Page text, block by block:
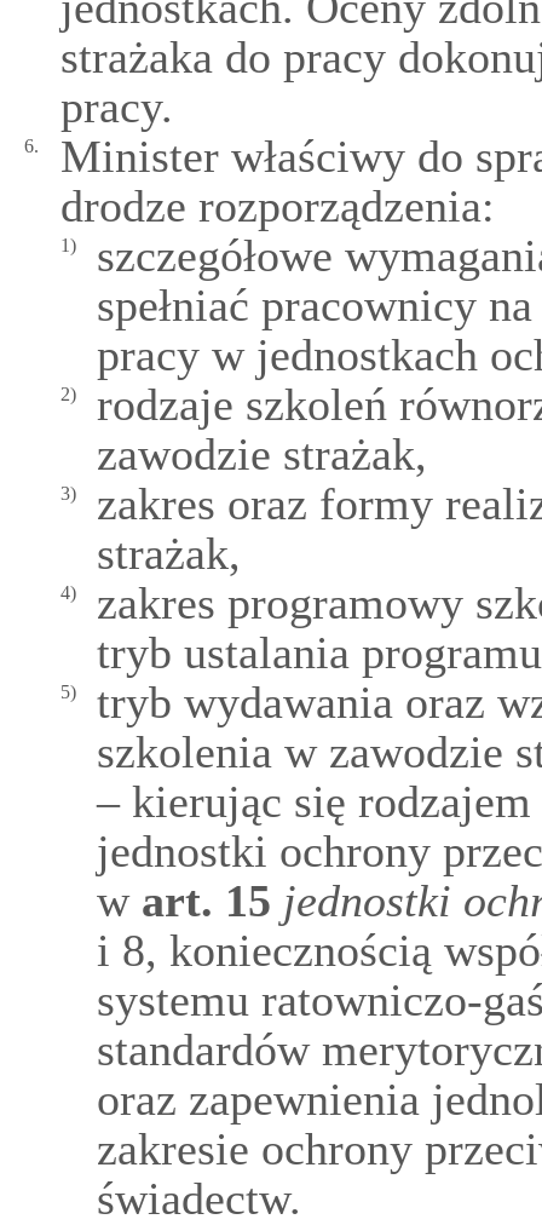
strażaka do pracy
pracy.
6.
Minister właściwy do
drodze rozporządzenia:
1)
szczegółowe
spełniać pracownicy
pracy w jednostkach
2)
rodzaje szkoleń
zawodzie strażak,
3)
zakres oraz formy
strażak,
4)
zakres programowy
tryb ustalania
5)
tryb wydawania oraz
szkolenia w zawodzie
– kierując się
jednostki ochrony
wart. 15 jednostki
i 8, koniecznością
systemu ratowniczo-
standardów
oraz zapewnienia
zakresie ochrony
świadectw.